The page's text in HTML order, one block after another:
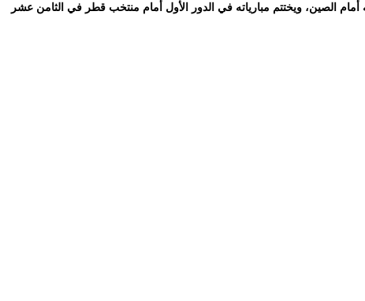
الصين، ويختتم مبارياته في الدور الأول أمام منتخب قطر في الثامن عشر